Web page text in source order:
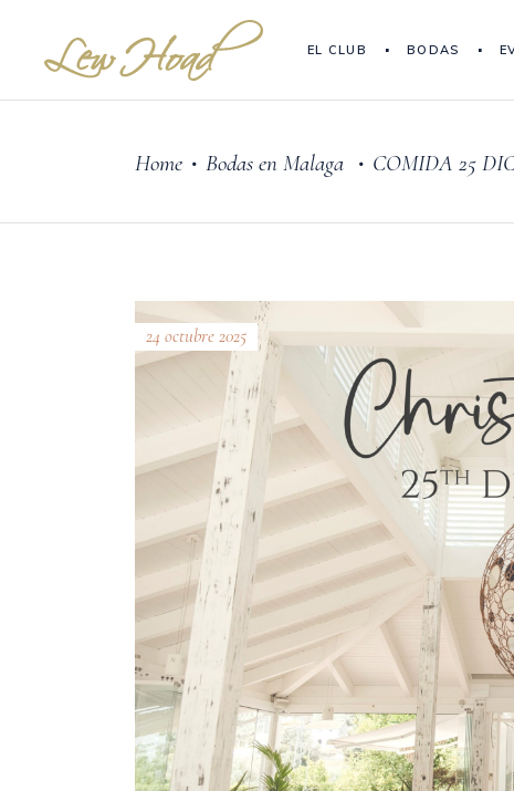
EL CLUB BODAS
Home • Bodas en Malaga • COMIDA 25
24 octubre 2025